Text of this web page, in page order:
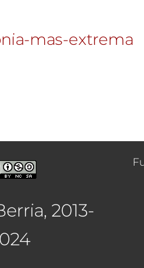
mas-extrema
2013-